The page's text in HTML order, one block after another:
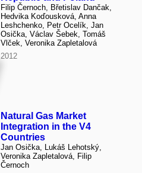
Filip Černoch, Břetislav Dančak,
Hedvika Koďousková, Anna
Leshchenko, Petr Ocelík, Jan
Osička, Václav Šebek, Tomáš
Vlček, Veronika Zapletalová
2012
Natural Gas Market
Integration in the V4
Countries
Jan Osička, Lukáš Lehotský,
Veronika Zapletalová, Filip
Černoch